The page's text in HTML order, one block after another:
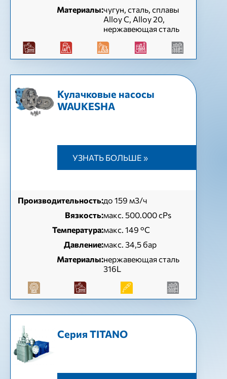
Материалы:чугун, сталь, сплавы
Alloy C, Alloy 20,
нержавеющая сталь
Кулачковые насосы
WAUKESHA
УЗНАТЬ БОЛЬШЕ »
Производительность:до 159 м3/ч
Вязкость:макс. 500.000 cPs
Температура:макс. 149 °C
Давление:макс. 34,5 бар
Материалы:нержавеющая сталь
316L
Серия TITANO